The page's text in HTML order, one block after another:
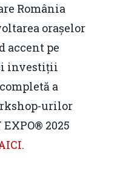
România
orașelor
accent pe
investiții
a
urilor
2025
.